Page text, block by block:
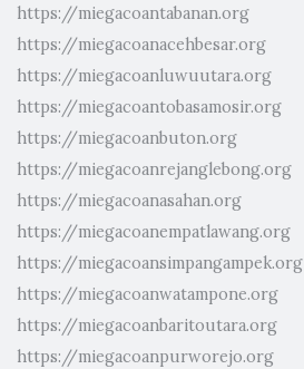
https://miegacoantabanan.org
https://miegacoanacehbesar.org
https://miegacoanluwuutara.org
https://miegacoantobasamosir.org
https://miegacoanbuton.org
https://miegacoanrejanglebong.org
https://miegacoanasahan.org
https://miegacoanempatlawang.org
https://miegacoansimpangampek.org
https://miegacoanwatampone.org
https://miegacoanbaritoutara.org
https://miegacoanpurworejo.org